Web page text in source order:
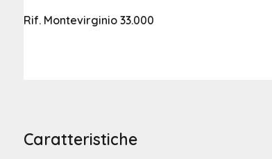
Rif. Montevirginio 33.000
Caratteristiche